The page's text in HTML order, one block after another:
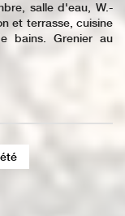
salle d'eau, W.-
et terrasse, cuisine
bains. Grenier au